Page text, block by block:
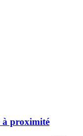
à proximité